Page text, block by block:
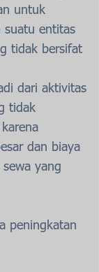
untuk
suatu entitas
tidak bersifat
dari aktivitas
tidak
dan biaya
yang
peningkatan